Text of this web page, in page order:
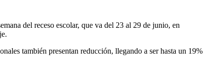
del receso escolar, que va del 23 al 29 de junio, en
también presentan reducción, llegando a ser hasta un 19%